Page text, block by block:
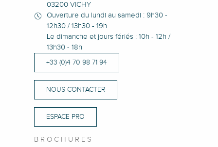
03200 VICHY
Ouverture du lundi au samedi : 9h30 -
12h30 / 13h30 - 19h
Le dimanche et jours fériés : 10h - 12h /
13h30 - 18h
+33 (0)4 70 98 71 94
NOUS CONTACTER
ESPACE PRO
BROCHURES